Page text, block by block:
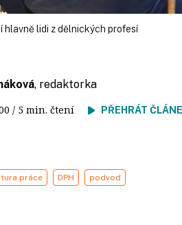
hlavně lidi z dělnických profesí
, redaktorka
/ 5 min. čtení PŘEHRÁT
práce DPH podvod